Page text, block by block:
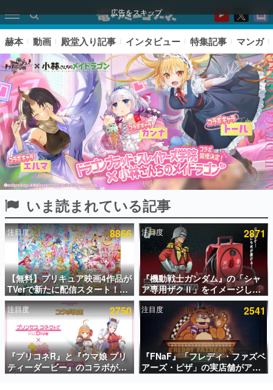
広告をスキップ
ピックアップ
電ファミのいま読まれている記事ランキング
アプリセール情報
インタビュー
連載・特集一覧
殿堂入り記事
SNS拡散数が数千以上！ ページビュー数万以上！ などな
ど。多くの人々に読まれた、電ファミ渾身の“殿堂入り”記
事をまとめました。
赫本 動画 殿堂入り記事 インタビュー 特集記事 マンガ
いま読まれている記事
注目度 8866
【無料】プリキュア映画4作品が
TVerで新たに配信スタート！な
んと2018年～2024年の映画ほぼ
すべてが見放題に、ぶっちゃけ
ありえないラインナップ
注目度 2871
『機動戦士ガンダム』の「シャ
ア専用ザクⅡ」をイメージした
散水ホースリールが予約開始。
本体にはシャアのパーソナルマ
ークやジオン公国軍のエンブレ
ム、型式番号などを配置
注目度 2750
『プリコネR』と『ウマ娘 プリ
ティーダービー』のコラボが決
定！“最大170連無料”の8.5周年
注目度 2541
『FNaF』「フレディ・ファズベ
アーズ・ピザ」の実店舗がアメ
リカの商業施設「American